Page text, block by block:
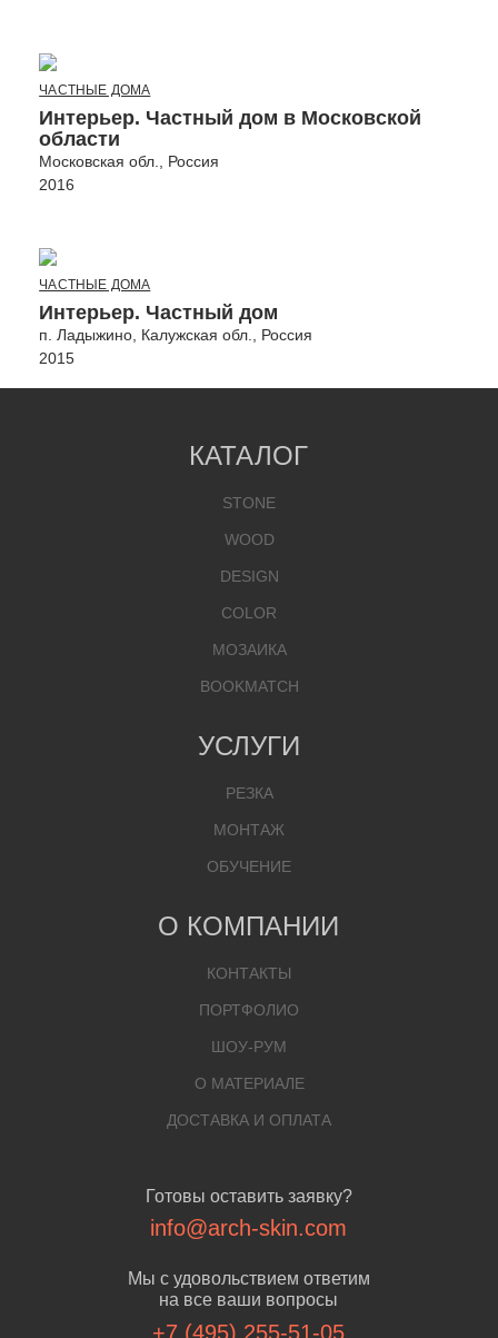
ЧАСТНЫЕ ДОМА
Интерьер. Частный дом в Московской
области
Московская обл., Россия
2016
ЧАСТНЫЕ ДОМА
Интерьер. Частный дом
п. Ладыжино, Калужская обл., Россия
2015
Готовы оставить заявку?
info@arch-skin.com
Мы с удовольствием ответим
на все ваши вопросы
+7 (495) 255-51-05
КАТАЛОГ
STONE
WOOD
DESIGN
COLOR
МОЗАИКА
BOOKMATCH
УСЛУГИ
РЕЗКА
МОНТАЖ
ОБУЧЕНИЕ
О КОМПАНИИ
КОНТАКТЫ
ПОРТФОЛИО
ШОУ-РУМ
О МАТЕРИАЛЕ
ДОСТАВКА И ОПЛАТА